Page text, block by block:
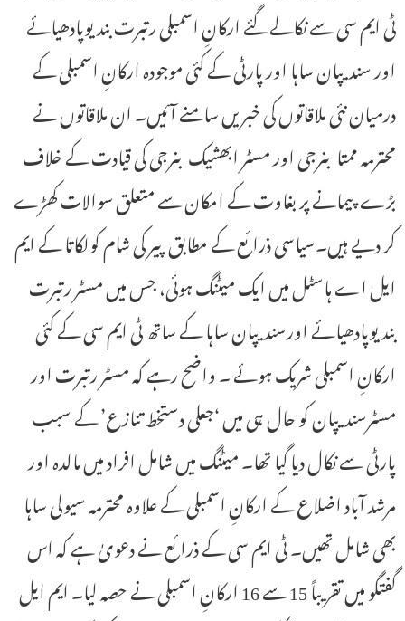
ٹی ایم سی سے نکالے گئے ارکانِ اسمبلی رتبرت بندیوپادھیائے
اور سندیپان ساہا اور پارٹی کے کئی موجودہ ارکانِ اسمبلی کے
درمیان نئی ملاقاتوں کی خبریں سامنے آئیں۔ ان ملاقاتوں نے
محترمہ ممتا بنرجی اور مسٹر ابھشیک بنرجی کی قیادت کے خلاف
بڑے پیمانے پر بغاوت کے امکان سے متعلق سوالات کھڑے
کر دیے ہیں۔سیاسی ذرائع کے مطابق پیر کی شام کولکاتا کے ایم
ایل اے ہاسٹل میں ایک میٹنگ ہوئی، جس میں مسٹر رتبرت
بندیوپادھیائے اورسندیپان ساہا کے ساتھ ٹی ایم سی کے کئی
ارکانِ اسمبلی شریک ہوئے ۔ واضح رہے کہ مسٹر رتبرت اور
مسٹرسندیپان کو حال ہی میں ‘جعلی دستخط تنازع’ کے سبب
پارٹی سے نکال دیا گیا تھا۔ میٹنگ میں شامل افراد میں مالدہ اور
مرشد آباد اضلاع کے ارکانِ اسمبلی کے علاوہ محترمہ سیولی ساہا
بھی شامل تھیں۔ ٹی ایم سی کے ذرائع نے دعویٰ ہے کہ اس
گفتگو میں تقریباً 15 سے 16 ارکانِ اسمبلی نے حصہ لیا۔ ایم ایل